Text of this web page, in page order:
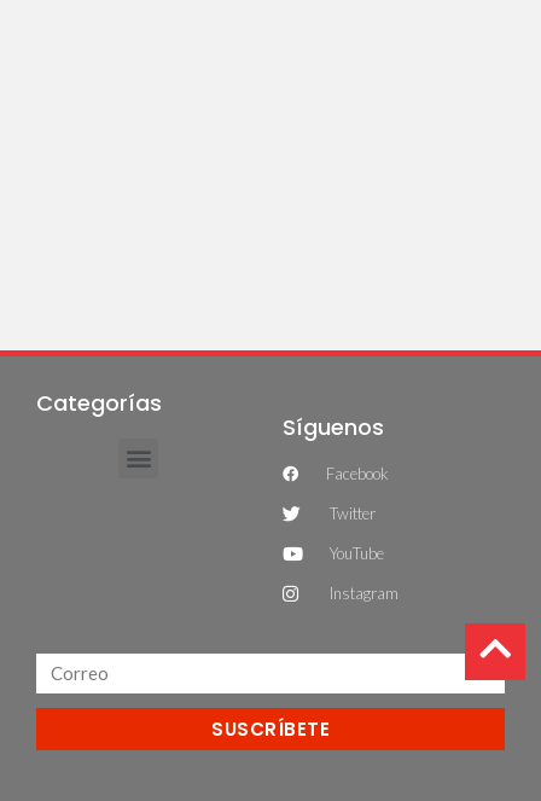
Categorías
Síguenos
Facebook
Twitter
YouTube
Instagram
SUSCRÍBETE